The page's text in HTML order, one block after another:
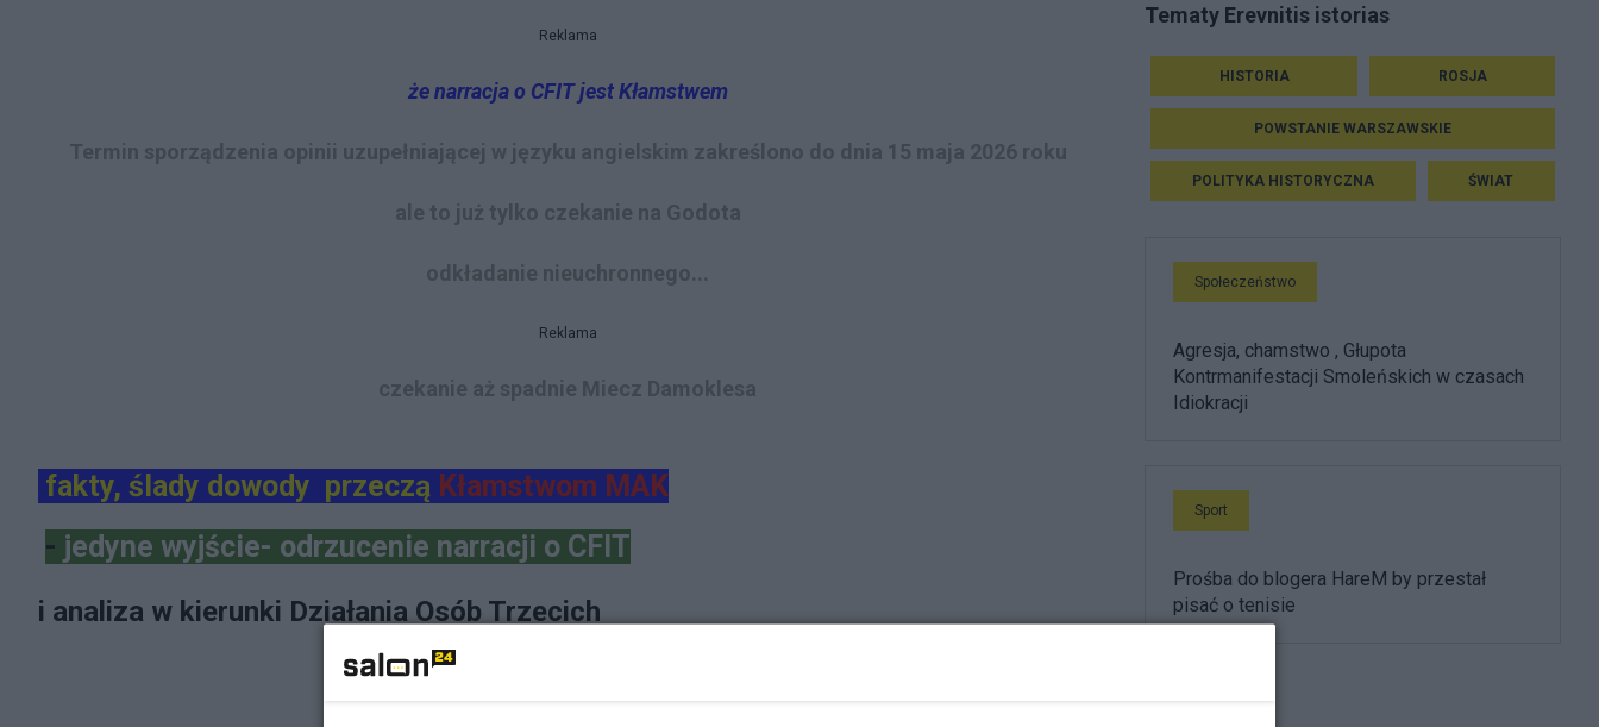
Reklama
że narracja o CFIT jest Kłamstwem
Termin sporządzenia opinii uzupełniającej w języku angielskim zakreślono do dnia 15 maja 2026 roku
ale to już tylko czekanie na Godota
odkładanie nieuchronnego...
Reklama
czekanie aż spadnie Miecz Damoklesa
fakty, ślady dowody przeczą Kłamstwom MAK
- jedyne wyjście- odrzucenie narracji o CFIT
i analiza w kierunki Działania Osób Trzecich
Tematy Erevnitis istorias
HISTORIA ROSJA
POWSTANIE WARSZAWSKIE
POLITYKA HISTORYCZNA ŚWIAT
Społeczeństwo
Agresja, chamstwo , Głupota
Kontrmanifestacji Smoleńskich w czasach
Idiokracji
Sport
Prośba do blogera HareM by przestał
pisać o tenisie